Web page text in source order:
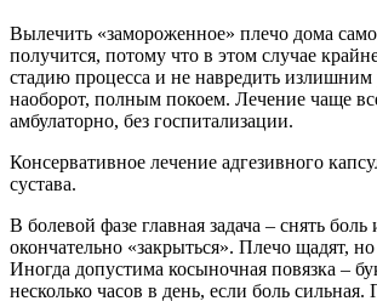
Вылечить «замороженное» плечо дома
получится, потому что в этом случае
стадию процесса и не навредить
наоборот, полным покоем. Лечение чаще
амбулаторно, без госпитализации.
Консервативное лечение адгезивного
сустава.
В болевой фазе главная задача – снять боль
окончательно «закрыться». Плечо щадят,
Иногда допустима косыночная повязка –
несколько часов в день, если боль сильная.